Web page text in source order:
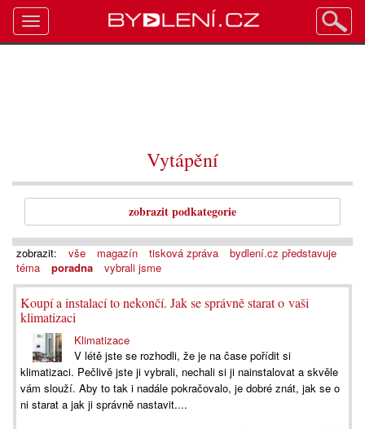
Vytápění
zobrazit podkategorie
zobrazit: vše magazín tisková zpráva
bydlení.cz představuje
téma
poradna vybrali jsme
Koupí a instalací to nekončí. Jak se správně starat o vaši
klimatizaci
Klimatizace
V létě jste se rozhodli, že je na čase pořídit si
klimatizaci. Pečlivě jste ji vybrali, nechali si ji nainstalovat a skvěle
vám slouží. Aby to tak i nadále pokračovalo, je dobré znát, jak se o
ni starat a jak ji správně nastavit....
Toggle
navigation